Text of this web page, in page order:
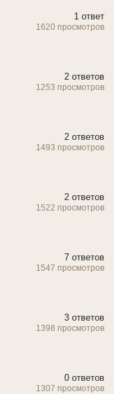
1 ответ
1620 просмотров
2 ответов
1253 просмотров
2 ответов
1493 просмотров
2 ответов
1522 просмотров
7 ответов
1547 просмотров
3 ответов
1398 просмотров
0 ответов
1307 просмотров